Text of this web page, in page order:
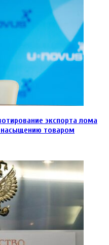
экспорта лома
насыщению товаром